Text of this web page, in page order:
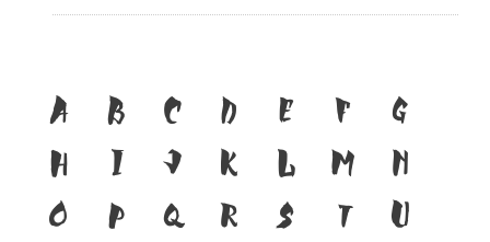
A B C D E F G
H I J K L M N
O P Q R S T U